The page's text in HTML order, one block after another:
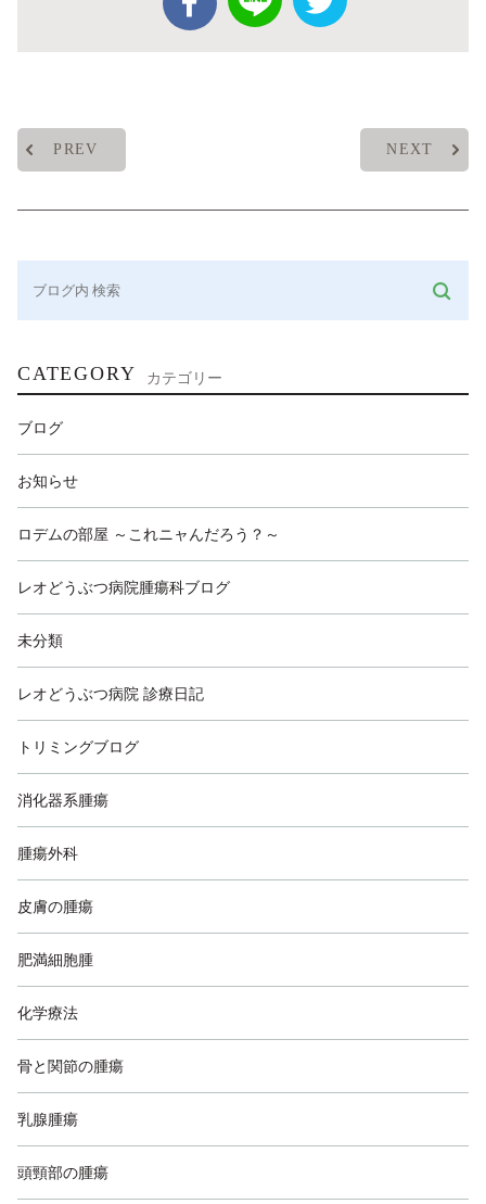
PREV NEXT
CATEGORY カテゴリー
ブログ
お知らせ
ロデムの部屋 ～これニャんだろう？～
レオどうぶつ病院腫瘍科ブログ
未分類
レオどうぶつ病院 診療日記
トリミングブログ
消化器系腫瘍
腫瘍外科
皮膚の腫瘍
肥満細胞腫
化学療法
骨と関節の腫瘍
乳腺腫瘍
頭頸部の腫瘍